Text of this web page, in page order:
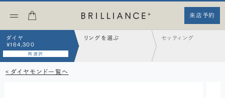
来店予約
ダイヤ
¥164,300
再選択
リングを選ぶ セッティング
< ダイヤモンド一覧へ